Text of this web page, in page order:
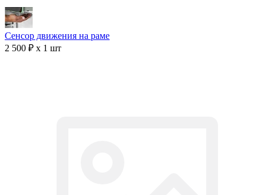
Сенсор движения на раме
2 500 ₽ x 1 шт